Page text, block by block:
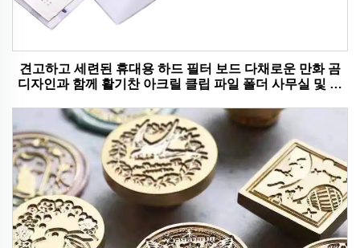
견고하고 세련된 휴대용 하드 필터 보드 다채로운 만화 곰
디자인과 함께 활기찬 아크릴 클립 파일 폴더 사무실 및 학